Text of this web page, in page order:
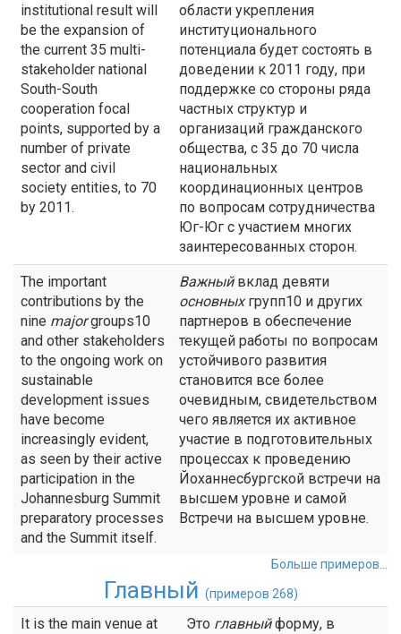
institutional result will
be the expansion of
the current 35 multi-
stakeholder national
South-South
cooperation focal
points, supported by a
number of private
sector and civil
society entities, to 70
by 2011.
области укрепления
институционального
потенциала будет состоять в
доведении к 2011 году, при
поддержке со стороны ряда
частных структур и
организаций гражданского
общества, с 35 до 70 числа
национальных
координационных центров
по вопросам сотрудничества
Юг-Юг с участием многих
заинтересованных сторон.
The important
contributions by the
nine majorgroups10
and other stakeholders
to the ongoing work on
sustainable
development issues
have become
increasingly evident,
as seen by their active
participation in the
Johannesburg Summit
preparatory processes
and the Summit itself.
Важныйвклад девяти
основныхгрупп10 и других
партнеров в обеспечение
текущей работы по вопросам
устойчивого развития
становится все более
очевидным, свидетельством
чего является их активное
участие в подготовительных
процессах к проведению
Йоханнесбургской встречи на
высшем уровне и самой
Встречи на высшем уровне.
Больше примеров...
Главный (примеров 268)
It is the main venue at
Это главныйформу, в